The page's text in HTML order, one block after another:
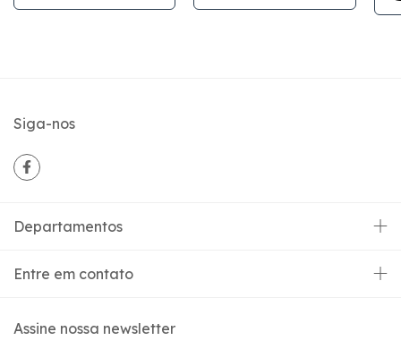
Siga-nos
Departamentos
Entre em contato
Assine nossa newsletter